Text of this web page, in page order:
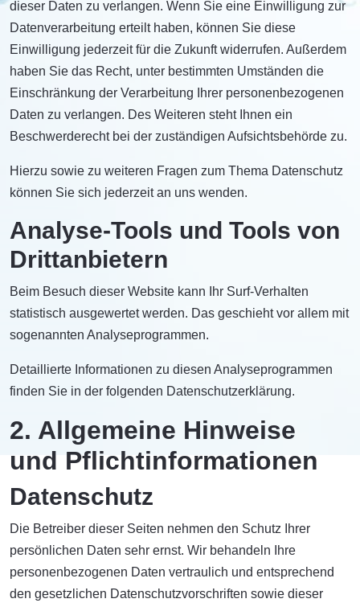
dieser Daten zu verlangen. Wenn Sie eine Einwilligung zur
Datenverarbeitung erteilt haben, können Sie diese
Einwilligung jederzeit für die Zukunft widerrufen. Außerdem
haben Sie das Recht, unter bestimmten Umständen die
Einschränkung der Verarbeitung Ihrer personenbezogenen
Daten zu verlangen. Des Weiteren steht Ihnen ein
Beschwerderecht bei der zuständigen Aufsichtsbehörde zu.
Hierzu sowie zu weiteren Fragen zum Thema Datenschutz
können Sie sich jederzeit an uns wenden.
Analyse-Tools und Tools von
Dritt­anbietern
Beim Besuch dieser Website kann Ihr Surf-Verhalten
statistisch ausgewertet werden. Das geschieht vor allem mit
sogenannten Analyseprogrammen.
Detaillierte Informationen zu diesen Analyseprogrammen
finden Sie in der folgenden Datenschutzerklärung.
2. Allgemeine Hinweise
und Pflicht­informationen
Datenschutz
Die Betreiber dieser Seiten nehmen den Schutz Ihrer
persönlichen Daten sehr ernst. Wir behandeln Ihre
personenbezogenen Daten vertraulich und entsprechend
den gesetzlichen Datenschutzvorschriften sowie dieser